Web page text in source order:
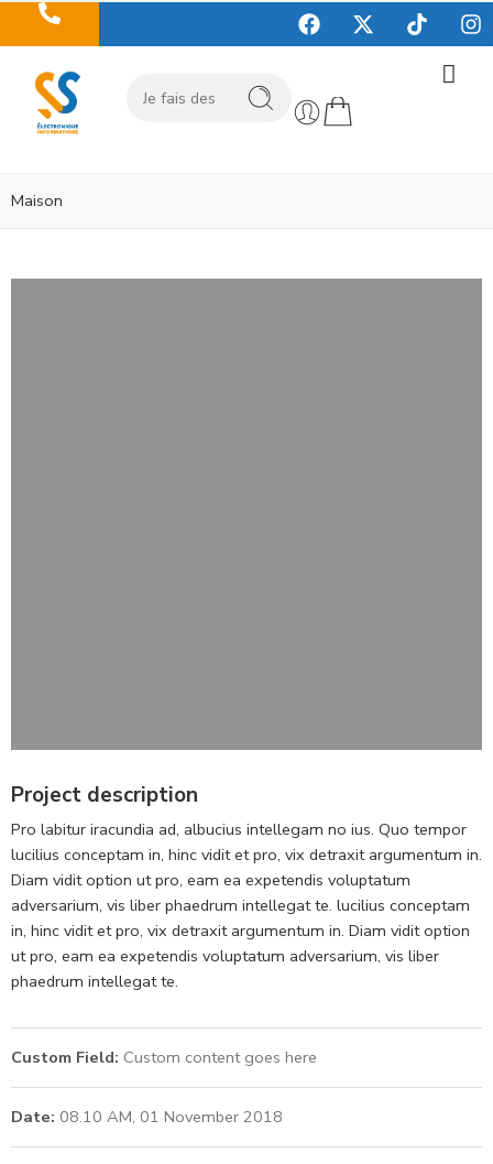
Maison
Project description
Pro labitur iracundia ad, albucius intellegam no ius. Quo tempor
lucilius conceptam in, hinc vidit et pro, vix detraxit argumentum in.
Diam vidit option ut pro, eam ea expetendis voluptatum
adversarium, vis liber phaedrum intellegat te. lucilius conceptam
in, hinc vidit et pro, vix detraxit argumentum in. Diam vidit option
ut pro, eam ea expetendis voluptatum adversarium, vis liber
phaedrum intellegat te.
Custom Field: Custom content goes here
Date: 08.10 AM, 01 November 2018